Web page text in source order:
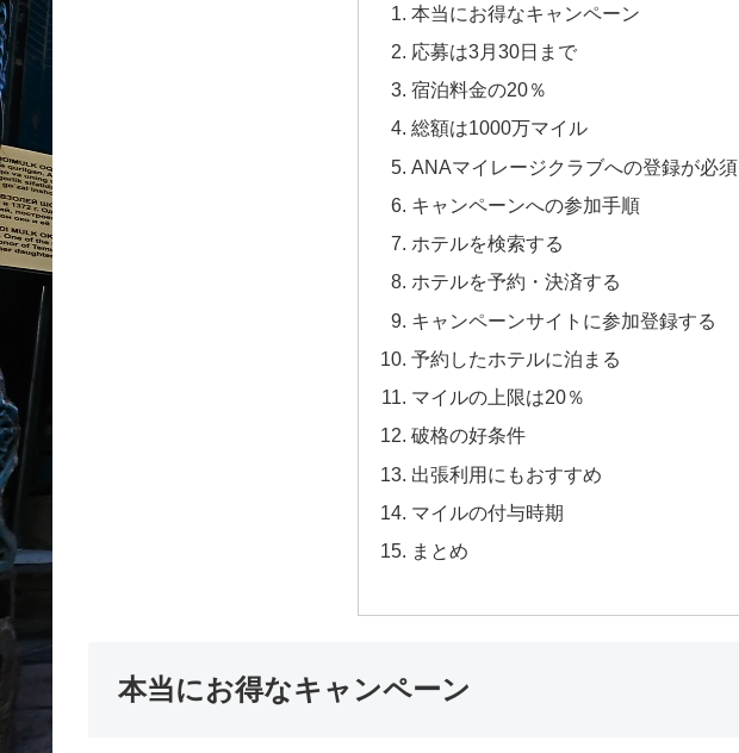
本当にお得なキャンペーン
応募は3月30日まで
宿泊料金の20％
総額は1000万マイル
ANAマイレージクラブへの登録が必須
キャンペーンへの参加手順
ホテルを検索する
ホテルを予約・決済する
キャンペーンサイトに参加登録する
予約したホテルに泊まる
マイルの上限は20％
破格の好条件
出張利用にもおすすめ
マイルの付与時期
まとめ
本当にお得なキャンペーン